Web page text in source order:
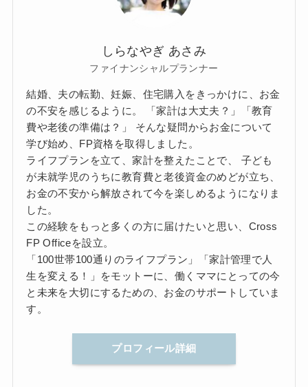
しらなやぎ あさみ
ファイナンシャルプランナー
結婚、夫の転勤、妊娠、住宅購入をきっかけに、お金
の不安を感じるように。 「家計は大丈夫？」「教育
費や老後の準備は？」 そんな疑問からお金について
学び始め、FP資格を取得しました。
ライフプランを立て、家計を整えたことで、 子ども
が未就学児のうちに教育費と老後資金のめどが立ち、
お金の不安から解放されて今を楽しめるようになりま
した。
この経験をもっと多くの方に届けたいと思い、Cross
FP Officeを設立。
「100世帯100通りのライフプラン」「家計管理で人
生を変える！」をモットーに、働くママにとっての今
と未来を大切にするための、お金のサポートしていま
す。
プロフィール詳細